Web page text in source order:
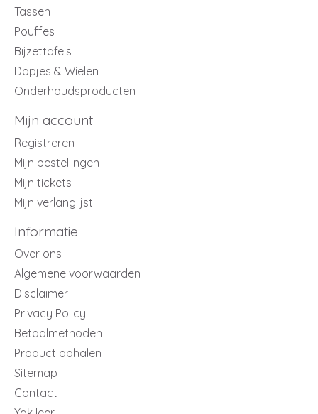
Tassen
Pouffes
Bijzettafels
Dopjes & Wielen
Onderhoudsproducten
Mijn account
Registreren
Mijn bestellingen
Mijn tickets
Mijn verlanglijst
Informatie
Over ons
Algemene voorwaarden
Disclaimer
Privacy Policy
Betaalmethoden
Product ophalen
Sitemap
Contact